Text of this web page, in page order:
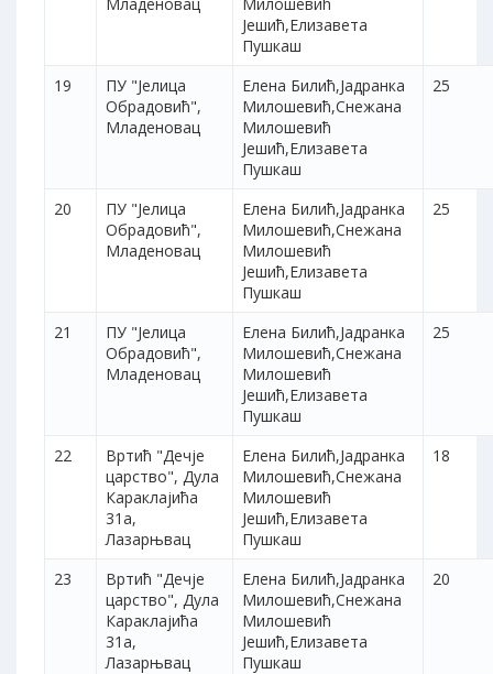
Јешић,Елизавета
Пушкаш
19
ПУ "Јелица
Обрадовић",
Младеновац
Елена Билић,Јадранка
Милошевић,Снежана
Милошевић
Јешић,Елизавета
Пушкаш
25
20
ПУ "Јелица
Обрадовић",
Младеновац
Елена Билић,Јадранка
Милошевић,Снежана
Милошевић
Јешић,Елизавета
Пушкаш
25
21
ПУ "Јелица
Обрадовић",
Младеновац
Елена Билић,Јадранка
Милошевић,Снежана
Милошевић
Јешић,Елизавета
Пушкаш
25
22
Вртић "Дечје
царство", Дула
Караклајића
31а,
Лазарњвац
Елена Билић,Јадранка
Милошевић,Снежана
Милошевић
Јешић,Елизавета
Пушкаш
18
23
Вртић "Дечје
царство", Дула
Караклајића
31а,
Лазарњвац
Елена Билић,Јадранка
Милошевић,Снежана
Милошевић
Јешић,Елизавета
Пушкаш
20